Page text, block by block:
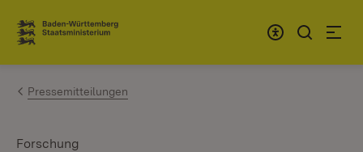
Zum Inhalt springen
Link zur Startseite
Pressemitteilungen
Forschung